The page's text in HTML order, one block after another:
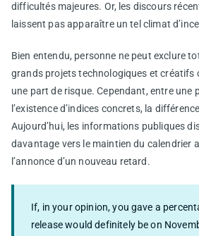
difficultés majeures. Or, les discours
laissent pas apparaître un tel climat
Bien entendu, personne ne peut exclure
grands projets technologiques et
une part de risque. Cependant, entre une
l’existence d’indices concrets, la
Aujourd’hui, les informations publiques
davantage vers le maintien du calendrier
l’annonce d’un nouveau retard.
If, in your opinion, you gave a
release would definitely be on